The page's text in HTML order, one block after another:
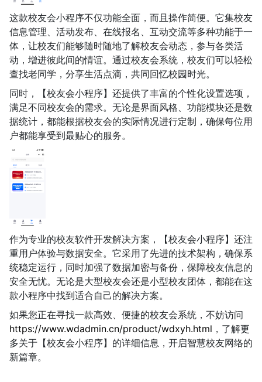
这款校友会小程序不仅功能全面，而且操作简便。它集校友
信息管理、活动发布、在线报名、互动交流等多种功能于一
体，让校友们能够随时随地了解校友会动态，参与各类活
动，增进彼此间的情谊。通过校友会系统，校友们可以轻松
查找老同学，分享生活点滴，共同回忆校园时光。
同时，【校友会小程序】还提供了丰富的个性化设置选项，
满足不同校友会的需求。无论是界面风格、功能模块还是数
据统计，都能根据校友会的实际情况进行定制，确保每位用
户都能享受到最贴心的服务。
作为专业的校友软件开发解决方案，【校友会小程序】还注
重用户体验与数据安全。它采用了先进的技术架构，确保系
统稳定运行，同时加强了数据加密与备份，保障校友信息的
安全无忧。无论是大型校友会还是小型校友团体，都能在这
款小程序中找到适合自己的解决方案。
如果您正在寻找一款高效、便捷的校友会系统，不妨访问
https://www.wdadmin.cn/product/wdxyh.html ，了解更
多关于【校友会小程序】的详细信息，开启智慧校友网络的
新篇章。